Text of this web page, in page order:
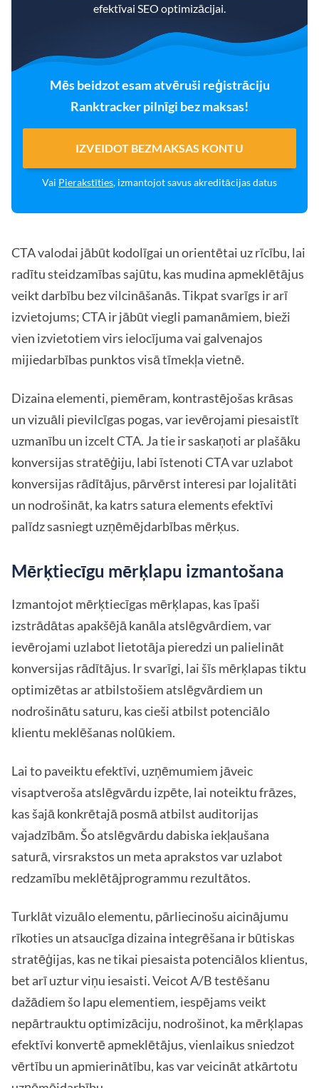
efektīvai SEO optimizācijai.
Mēs beidzot esam atvēruši reģistrāciju
Ranktracker pilnīgi bez maksas!
IZVEIDOT BEZMAKSAS KONTU
Vai Pierakstīties, izmantojot savus akreditācijas datus
CTA valodai jābūt kodolīgai un orientētai uz rīcību, lai
radītu steidzamības sajūtu, kas mudina apmeklētājus
veikt darbību bez vilcināšanās. Tikpat svarīgs ir arī
izvietojums; CTA ir jābūt viegli pamanāmiem, bieži
vien izvietotiem virs ielocījuma vai galvenajos
mijiedarbības punktos visā tīmekļa vietnē.
Dizaina elementi, piemēram, kontrastējošas krāsas
un vizuāli pievilcīgas pogas, var ievērojami piesaistīt
uzmanību un izcelt CTA. Ja tie ir saskaņoti ar plašāku
konversijas stratēģiju, labi īstenoti CTA var uzlabot
konversijas rādītājus, pārvērst interesi par lojalitāti
un nodrošināt, ka katrs satura elements efektīvi
palīdz sasniegt uzņēmējdarbības mērķus.
Mērķtiecīgu mērķlapu izmantošana
Izmantojot mērķtiecīgas mērķlapas, kas īpaši
izstrādātas apakšējā kanāla atslēgvārdiem, var
ievērojami uzlabot lietotāja pieredzi un palielināt
konversijas rādītājus. Ir svarīgi, lai šīs mērķlapas tiktu
optimizētas ar atbilstošiem atslēgvārdiem un
nodrošinātu saturu, kas cieši atbilst potenciālo
klientu meklēšanas nolūkiem.
Lai to paveiktu efektīvi, uzņēmumiem jāveic
visaptveroša atslēgvārdu izpēte, lai noteiktu frāzes,
kas šajā konkrētajā posmā atbilst auditorijas
vajadzībām. Šo atslēgvārdu dabiska iekļaušana
saturā, virsrakstos un meta aprakstos var uzlabot
redzamību meklētājprogrammu rezultātos.
Turklāt vizuālo elementu, pārliecinošu aicinājumu
rīkoties un atsaucīga dizaina integrēšana ir būtiskas
stratēģijas, kas ne tikai piesaista potenciālos klientus,
bet arī uztur viņu iesaisti. Veicot A/B testēšanu
dažādiem šo lapu elementiem, iespējams veikt
nepārtrauktu optimizāciju, nodrošinot, ka mērķlapas
efektīvi konvertē apmeklētājus, vienlaikus sniedzot
vērtību un apmierinātību, kas var veicināt atkārtotu